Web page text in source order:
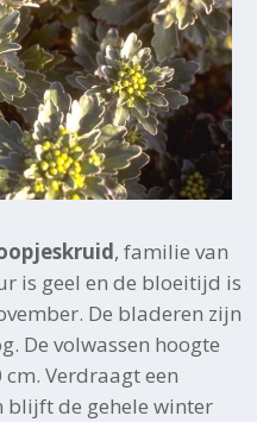
, familie van
is geel en de bloeitijd is
De bladeren zijn
De volwassen hoogte
Verdraagt een
blijft de gehele winter